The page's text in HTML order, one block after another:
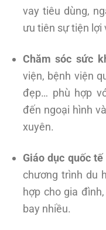
vay tiêu dùng,
ưu tiên sự tiện lợi
Chăm sóc sức
viện, bệnh viện
đẹp… phù hợp
đến ngoại hình
xuyên.
Giáo dục quốc
chương trình du
hợp cho gia
bay nhiều.